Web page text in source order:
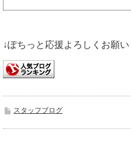
↓ぽちっと応援よろしくお願い
スタッフブログ